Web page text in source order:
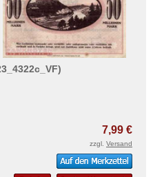
7,99 €
zzgl. Versand